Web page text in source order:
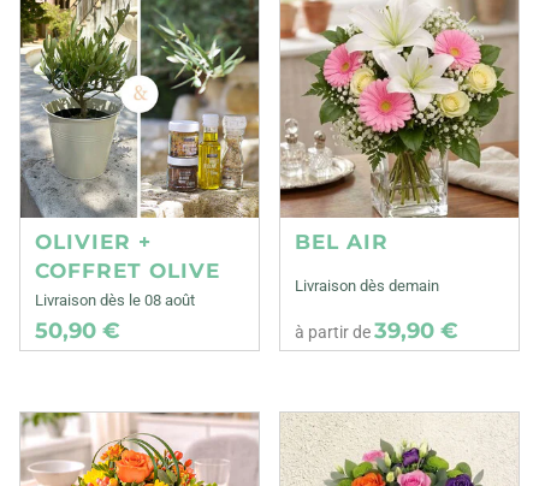
OLIVIER +
COFFRET OLIVE
Livraison dès le 08 août
50,90 €
BEL AIR
Livraison dès demain
à partir de39,90 €